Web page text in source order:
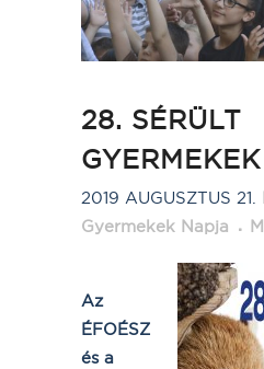
28. SÉRÜLT
2019 AUGUSZTUS 21.
Gyermekek Napja
Az
ÉFOÉSZ
és a